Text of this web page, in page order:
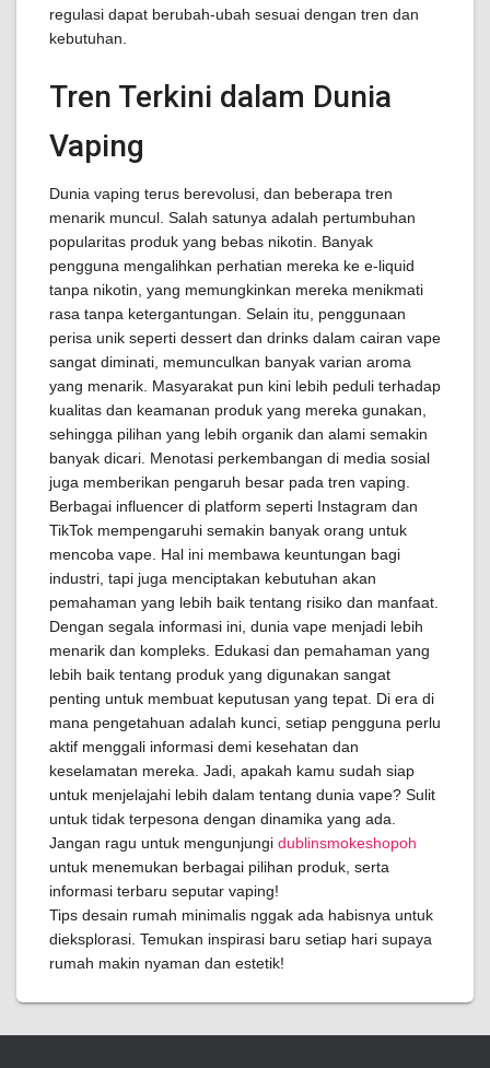
regulasi dapat berubah-ubah sesuai dengan tren dan
kebutuhan.
Tren Terkini dalam Dunia
Vaping
Dunia vaping terus berevolusi, dan beberapa tren
menarik muncul. Salah satunya adalah pertumbuhan
popularitas produk yang bebas nikotin. Banyak
pengguna mengalihkan perhatian mereka ke e-liquid
tanpa nikotin, yang memungkinkan mereka menikmati
rasa tanpa ketergantungan. Selain itu, penggunaan
perisa unik seperti dessert dan drinks dalam cairan vape
sangat diminati, memunculkan banyak varian aroma
yang menarik. Masyarakat pun kini lebih peduli terhadap
kualitas dan keamanan produk yang mereka gunakan,
sehingga pilihan yang lebih organik dan alami semakin
banyak dicari. Menotasi perkembangan di media sosial
juga memberikan pengaruh besar pada tren vaping.
Berbagai influencer di platform seperti Instagram dan
TikTok mempengaruhi semakin banyak orang untuk
mencoba vape. Hal ini membawa keuntungan bagi
industri, tapi juga menciptakan kebutuhan akan
pemahaman yang lebih baik tentang risiko dan manfaat.
Dengan segala informasi ini, dunia vape menjadi lebih
menarik dan kompleks. Edukasi dan pemahaman yang
lebih baik tentang produk yang digunakan sangat
penting untuk membuat keputusan yang tepat. Di era di
mana pengetahuan adalah kunci, setiap pengguna perlu
aktif menggali informasi demi kesehatan dan
keselamatan mereka. Jadi, apakah kamu sudah siap
untuk menjelajahi lebih dalam tentang dunia vape? Sulit
untuk tidak terpesona dengan dinamika yang ada.
Jangan ragu untuk mengunjungi dublinsmokeshopoh
untuk menemukan berbagai pilihan produk, serta
informasi terbaru seputar vaping!
Tips desain rumah minimalis nggak ada habisnya untuk
dieksplorasi. Temukan inspirasi baru setiap hari supaya
rumah makin nyaman dan estetik!